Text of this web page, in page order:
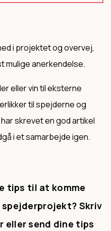
i projektet og overvej,
mulige anerkendelse.
eller vin til eksterne
til spejderne og
skrevet en god artikel
i et samarbejde igen.
tips til at komme
Skriv
eller send dine tips